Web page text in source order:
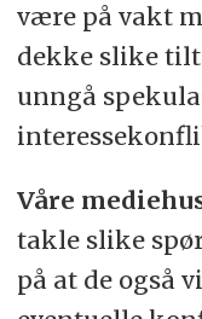
være på vakt
dekke slike
unngå
Våre
takle slike
på at de også